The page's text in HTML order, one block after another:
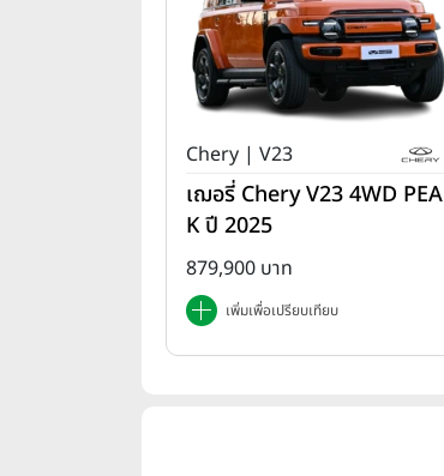
Chery | V23
เฌอรี่ Chery V23 4WD PEA
K ปี 2025
879,900 บาท
เพิ่มเพื่อเปรียบเทียบ